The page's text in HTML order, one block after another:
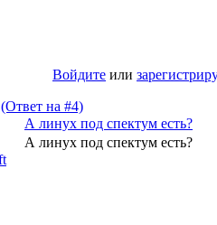
Войдите или
(Ответ на #4)
А линух под спектум есть?
А линух под спектум есть?